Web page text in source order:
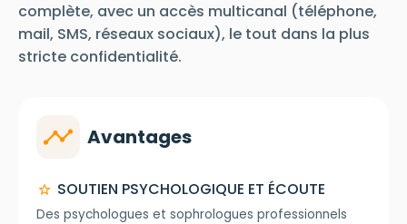
complète, avec un accès multicanal (téléphone,
mail, SMS, réseaux sociaux), le tout dans la plus
stricte confidentialité.
timeline Avantages
star SOUTIEN PSYCHOLOGIQUE ET ÉCOUTE
Des psychologues et sophrologues professionnels